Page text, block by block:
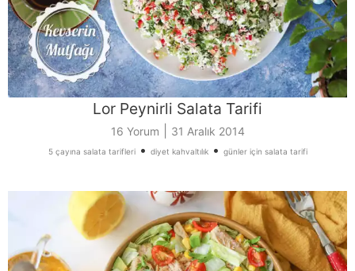
Lor Peynirli Salata Tarifi
16 Yorum 31 Aralık 2014
5 çayına salata tarifleri• diyet kahvaltılık• günler için salata tarifi